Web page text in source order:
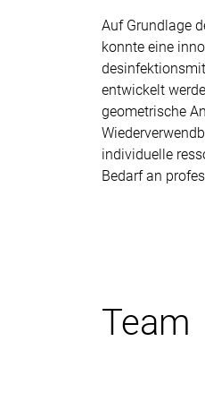
Auf Grundlage
konnte eine
entwickelt
geometrische
individuelle
Bedarf an
Team